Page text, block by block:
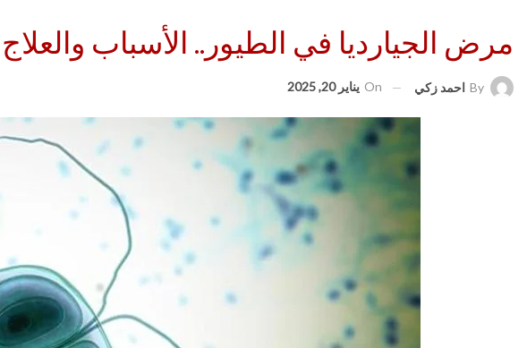
مرض الجيارديا في الطيور.. الأسباب
By احمد زكي On يناير 20, 2025